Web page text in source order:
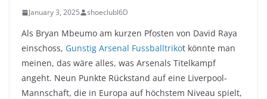
January 3, 2025 shoeclubl6D
Als Bryan Mbeumo am kurzen Pfosten von David Raya
einschoss, Gunstig Arsenal Fussballtrikot könnte man
meinen, das wäre alles, was Arsenals Titelkampf
angeht. Neun Punkte Rückstand auf eine Liverpool-
Mannschaft, die in Europa auf höchstem Niveau spielt,